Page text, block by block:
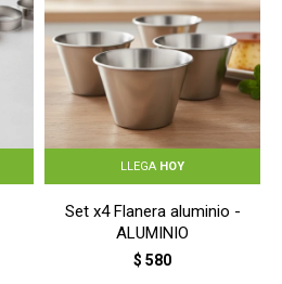
LLEGA HOY
Set x4 Flanera aluminio -
ALUMINIO
$ 580